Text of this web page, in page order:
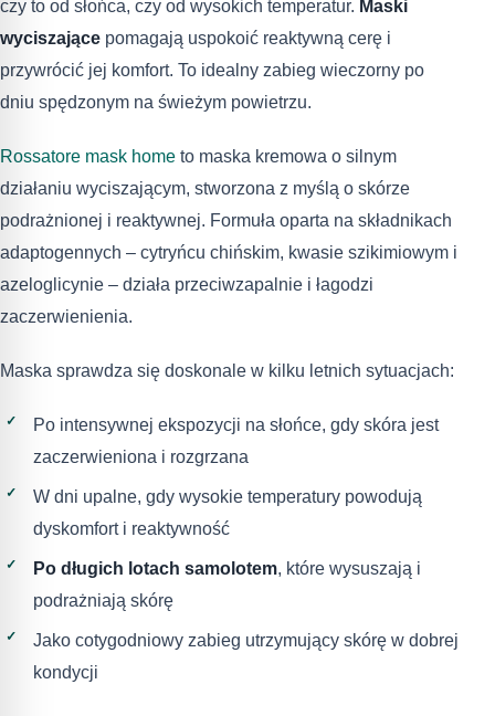
czy to od słońca, czy od wysokich temperatur. Maski
wyciszające pomagają uspokoić reaktywną cerę i
przywrócić jej komfort. To idealny zabieg wieczorny po
dniu spędzonym na świeżym powietrzu.
Rossatore mask home to maska kremowa o silnym
działaniu wyciszającym, stworzona z myślą o skórze
podrażnionej i reaktywnej. Formuła oparta na składnikach
adaptogennych – cytryńcu chińskim, kwasie szikimiowym i
azeloglicynie – działa przeciwzapalnie i łagodzi
zaczerwienienia.
Maska sprawdza się doskonale w kilku letnich sytuacjach:
Po intensywnej ekspozycji na słońce, gdy skóra jest
zaczerwieniona i rozgrzana
W dni upalne, gdy wysokie temperatury powodują
dyskomfort i reaktywność
Po długich lotach samolotem, które wysuszają i
podrażniają skórę
Jako cotygodniowy zabieg utrzymujący skórę w dobrej
kondycji